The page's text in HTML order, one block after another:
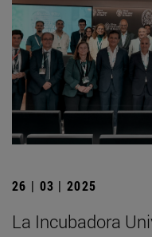
26 | 03 | 2025
La Incubadora